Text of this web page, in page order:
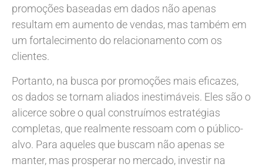
promoções baseadas em dados não apenas
resultam em aumento de vendas, mas também em
um fortalecimento do relacionamento com os
clientes.
Portanto, na busca por promoções mais eficazes,
os dados se tornam aliados inestimáveis. Eles são o
alicerce sobre o qual construímos estratégias
completas, que realmente ressoam com o público-
alvo. Para aqueles que buscam não apenas se
manter, mas prosperar no mercado, investir na